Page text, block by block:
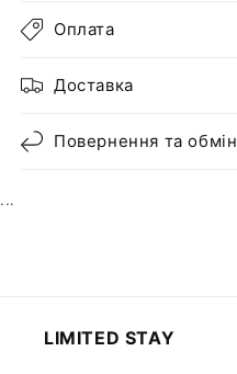
Оплата
Доставка
Повернення та обмін
...
LIMITED STAY